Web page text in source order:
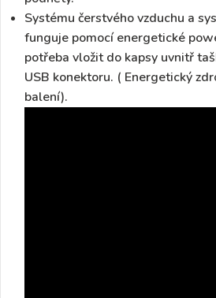
Systému čerstvého vzduchu a
funguje pomocí energetické
potřeba vložit do kapsy uvnitř
USB konektoru. ( Energetický
balení).